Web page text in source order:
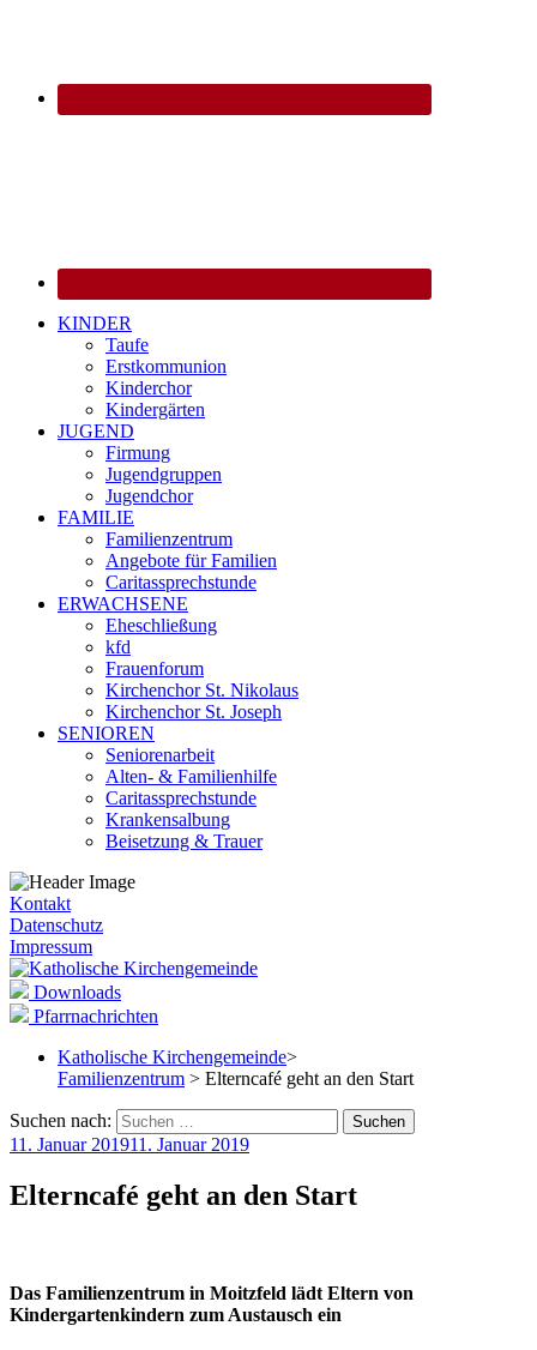
KINDER
Taufe
Erstkommunion
Kinderchor
Kindergärten
JUGEND
Firmung
Jugendgruppen
Jugendchor
FAMILIE
Familienzentrum
Angebote für Familien
Caritassprechstunde
ERWACHSENE
Eheschließung
kfd
Frauenforum
Kirchenchor St. Nikolaus
Kirchenchor St. Joseph
SENIOREN
Seniorenarbeit
Alten- & Familienhilfe
Caritassprechstunde
Krankensalbung
Beisetzung & Trauer
Kontakt
Datenschutz
Impressum
Downloads
Pfarrnachrichten
Katholische Kirchengemeinde>
Familienzentrum > Elterncafé geht an den Start
Suchen nach:
11. Januar 201911. Januar 2019
Elterncafé geht an den Start
Das Familienzentrum in Moitzfeld lädt Eltern von
Kindergartenkindern zum Austausch ein